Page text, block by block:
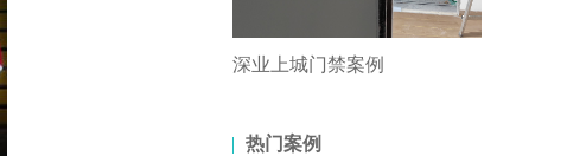
深业上城门禁案例
热门案例